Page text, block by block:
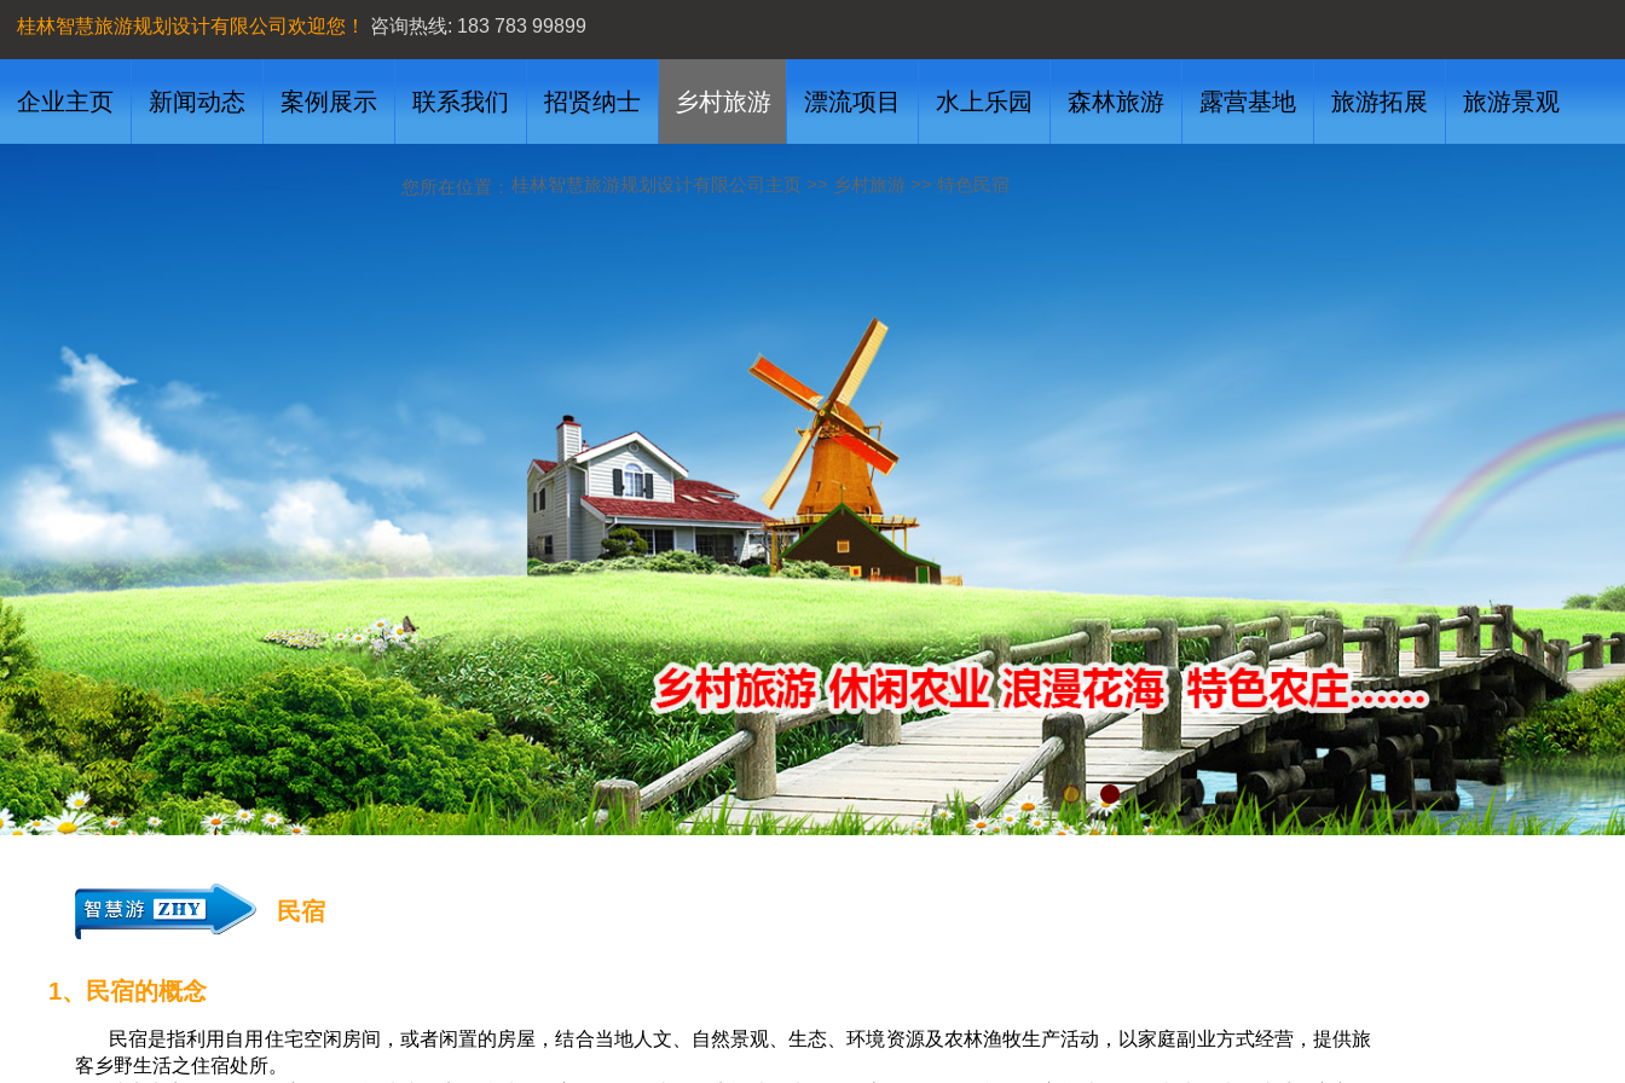
咨询热线: 183 783 99899
桂林智慧旅游规划设计有限公司欢迎您！
企业主页 新闻动态 案例展示 联系我们 招贤纳士 乡村旅游 漂流项目 水上乐园 森林旅游 露营基地 旅游拓展 旅游景观
您所在位置： 桂林智慧旅游规划设计有限公司主页 >> 乡村旅游 >> 特色民宿
民宿
1、民宿的概念
民宿是指利用自用住宅空闲房间，或者闲置的房屋，结合当地人文、自然景观、生态、环境资源及农林渔牧生产活动，以家庭副业方式经营，提供旅
客乡野生活之住宿处所。